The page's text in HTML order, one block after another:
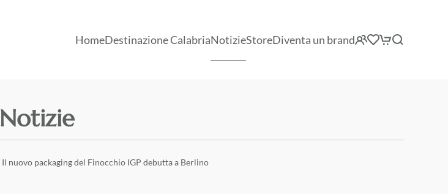
HomeDestinazione CalabriaNotizieStoreDiventa un brand
Notizie
Il nuovo packaging del Finocchio IGP debutta a Berlino